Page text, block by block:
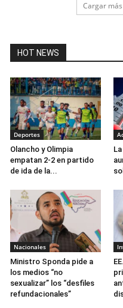
Cargar más
HOT NEWS
Deportes
Olancho y Olimpia
empatan 2-2 en partido
de ida de la...
Nacionales
Ministro Sponda pide a
los medios “no
sexualizar” los “desfiles
refundacionales”